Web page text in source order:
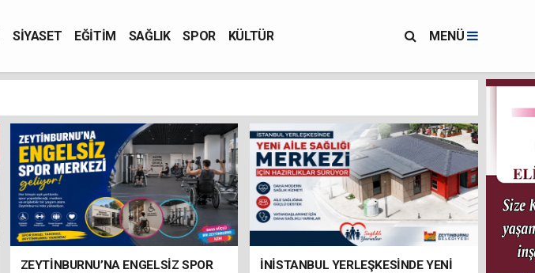
SİYASET EĞİTİM SAĞLIK SPOR KÜLTÜR MENÜ
ZEYTİNBURNU’NA ENGELSİZ SPOR
İNİSTANBUL YERLEŞKESİNDE YENİ